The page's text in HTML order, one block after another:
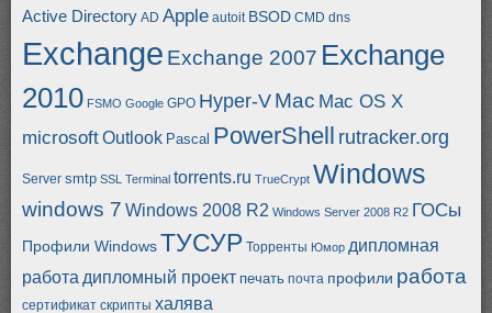
Active Directory AD Apple autoit BSOD CMD dns
Exchange Exchange 2007 Exchange
2010 FSMO Google GPO Hyper-V Mac Mac OS X
microsoftOutlook Pascal PowerShell rutracker.org
Server smtp SSL Terminal torrents.ru TrueCrypt Windows
windows 7 Windows 2008 R2 Windows Server 2008 R2 ГОСы
Профили WindowsТУСУР Торренты Юмор дипломная
работа дипломный проект печать почта профили работа
сертификат скрипты халява